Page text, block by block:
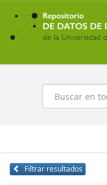
Ir
contenido
principal
Buscar
Filtrar resultados